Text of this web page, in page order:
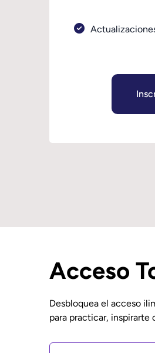
Acceso
Desbloquea el acceso
para practicar, inspirarte